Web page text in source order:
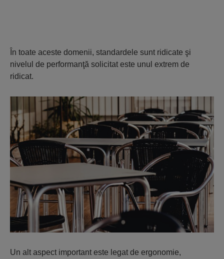
În toate aceste domenii, standardele sunt ridicate şi
nivelul de performanţă solicitat este unul extrem de
ridicat.
Un alt aspect important este legat de ergonomie,